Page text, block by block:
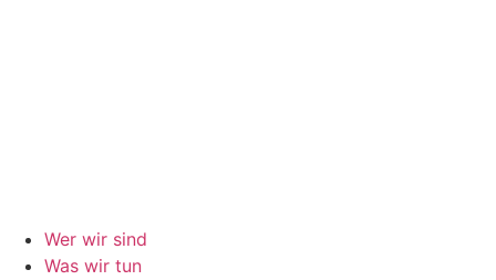
Wer wir sind
Was wir tun